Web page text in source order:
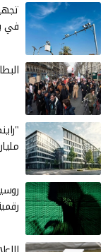
في